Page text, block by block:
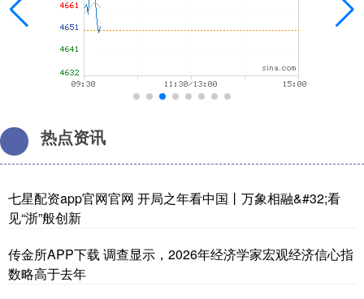
热点资讯
七星配资app官网官网 开局之年看中国丨万象相融&#32;看
见“浙”般创新
传金所APP下载 调查显示，2026年经济学家宏观经济信心指
数略高于去年